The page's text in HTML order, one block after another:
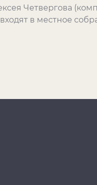
Четвергова
в местное